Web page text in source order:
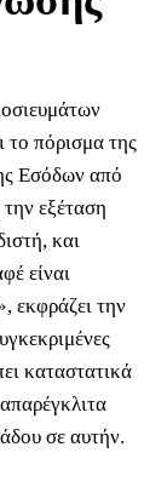
το πόρισμα της
Εσόδων από
εξέταση
και
είναι
εκφράζει την
καταστατικά
σε αυτήν.